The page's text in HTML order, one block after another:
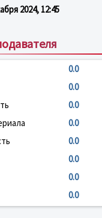
2024, 12:45
0.0
0.0
0.0
0.0
0.0
0.0
0.0
0.0